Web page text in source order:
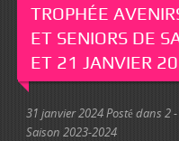
TROPHÉE
ET SENIORS DE
ET 21 JANVIER
31 janvier 2024Posté dans 2
Saison 2023-2024